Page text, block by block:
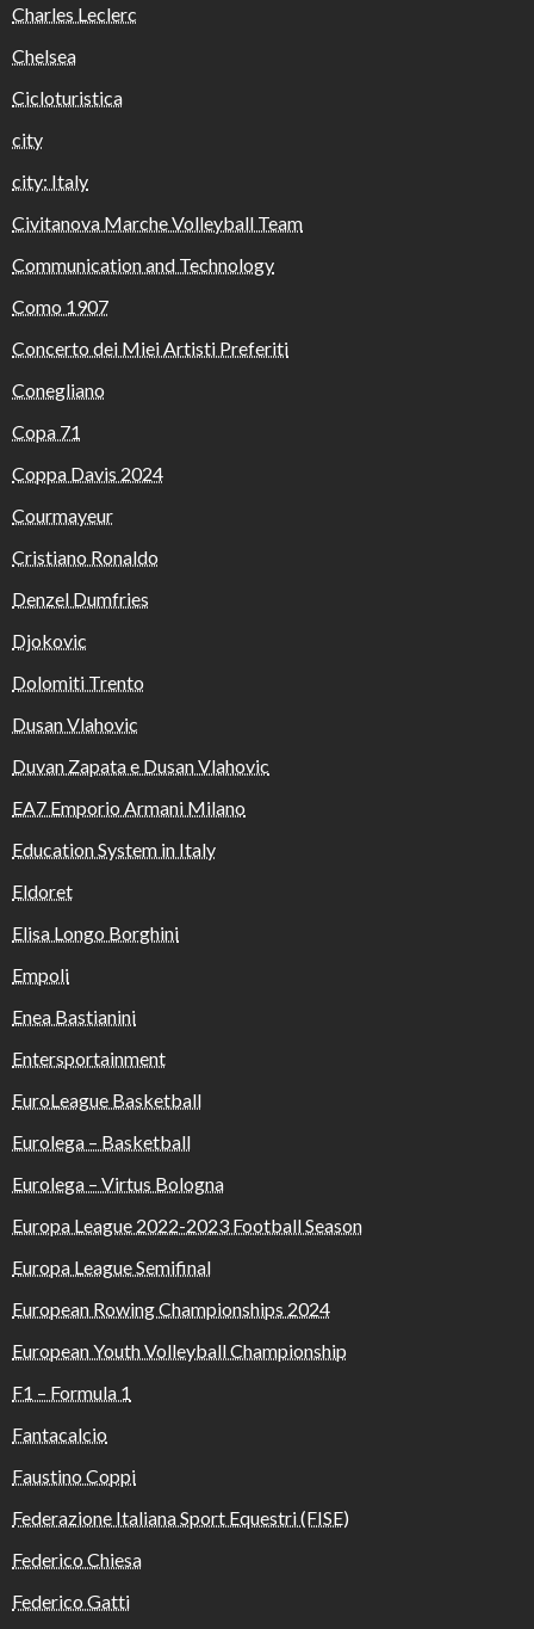
Charles Leclerc
Chelsea
Cicloturistica
city
city: Italy
Civitanova Marche Volleyball Team
Communication and Technology
Como 1907
Concerto dei Miei Artisti Preferiti
Conegliano
Copa 71
Coppa Davis 2024
Courmayeur
Cristiano Ronaldo
Denzel Dumfries
Djokovic
Dolomiti Trento
Dusan Vlahovic
Duvan Zapata e Dusan Vlahovic
EA7 Emporio Armani Milano
Education System in Italy
Eldoret
Elisa Longo Borghini
Empoli
Enea Bastianini
Entersportainment
EuroLeague Basketball
Eurolega – Basketball
Eurolega – Virtus Bologna
Europa League 2022-2023 Football Season
Europa League Semifinal
European Rowing Championships 2024
European Youth Volleyball Championship
F1 – Formula 1
Fantacalcio
Faustino Coppi
Federazione Italiana Sport Equestri (FISE)
Federico Chiesa
Federico Gatti